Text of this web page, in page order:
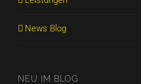
News Blog
NEU IM BLOG